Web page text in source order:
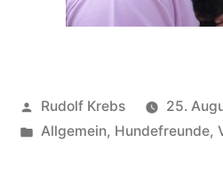
Veröffentlicht
von
Rudolf Krebs
25.
Veröffentlicht
Allgemein, Hundefreunde,